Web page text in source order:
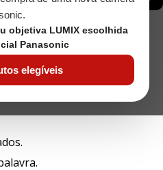
objetiva LUMIX escolhida
Panasonic
elegíveis